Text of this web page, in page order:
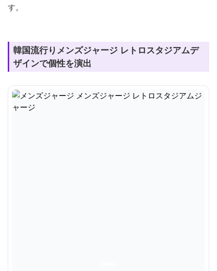
す。
韓国流行りメンズジャージ レトロスタジアムデ
ザインで個性を演出